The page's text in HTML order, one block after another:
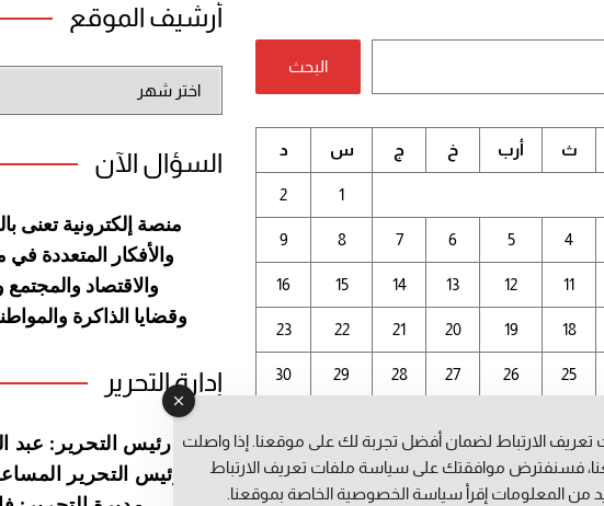
البحث
أغسطس 2026
ث أرب خ ج س د
1
2
4
5
6
7
8
9
11
12
13
14
15
16
18
19
20
21
22
23
25
26
27
28
29
30
أرشيف الموقع
الموقع
السؤال الآن
منصة إلكترونية تعنى
والأفكار المتعددة في
والاقتصاد والمجتمع
وقضايا الذاكرة
إدارة التحرير
رئيس التحرير: عبد
رئيس التحرير
الارتباط لضمان أفضل تجربة لك على موقعنا. إذا واصلت
فسنفترض موافقتك على سياسة ملفات تعريف الارتباط
من المعلومات إقرأ سياسة الخصوصيةالخاصة بموقعنا.